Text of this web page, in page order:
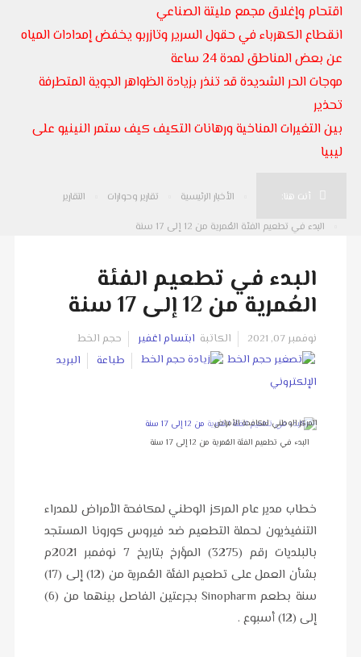
اقتحام وإغلاق مجمع مليتة الصناعي
انقطاع الكهرباء في حقول السرير وتازربو يخفض إمدادات المياه
عن بعض المناطق لمدة 24 ساعة
موجات الحر الشديدة قد تنذر بزيادة الظواهر الجوية المتطرفة
تحذير
بين التغيرات المناخية ورهانات التكيف كيف ستمر النينيو على
ليبيا
أنت هنا: الأخبار الرئيسية تقارير وحوارات
التقارير
البدء في تطعيم الفئة العُمرية من 12 إلى 17 سنة
البدء في تطعيم الفئة
العُمرية من 12 إلى 17 سنة
نوفمبر 07, 2021 الكاتبة ابتسام اغفير
حجم الخط
طباعة
البريد
الإلكتروني
البدء في تطعيم الفئة العُمرية من 12 إلى 17 سنة
المركز الوطني لمكافحة الأمراض
خطاب مدير عام المركز الوطني لمكافحة الأمراض للمدراء
التنفيذيون لحملة التطعيم ضد فيروس كورونا المستجد
بالبلديات رقم (3275) المؤرخ بتاريخ 7 نوفمبر 2021م
بشأن العمل على تطعيم الفئة العُمرية من (12) إلى (17)
سنة بطعم Sinopharm بجرعتين الفاصل بينهما من (6)
إلى (12) أسبوع .